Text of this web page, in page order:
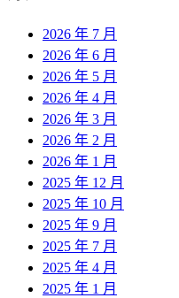
2026 年 7 月
2026 年 6 月
2026 年 5 月
2026 年 4 月
2026 年 3 月
2026 年 2 月
2026 年 1 月
2025 年 12 月
2025 年 10 月
2025 年 9 月
2025 年 7 月
2025 年 4 月
2025 年 1 月